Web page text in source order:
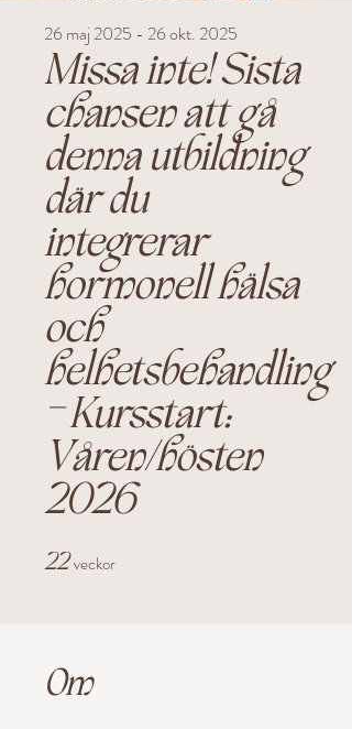
Missa inte! Sista
chansen att gå
denna utbildning
där du
integrerar
hormonell hälsa
och
helhetsbehandling
- Kursstart:
Våren/hösten
2026
26 maj 2025 - 26 okt. 2025
22 veckor
Om